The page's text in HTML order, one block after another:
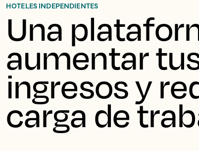
HOTELES INDEPENDIENTES
Una
aumentar
ingresos y
carga de